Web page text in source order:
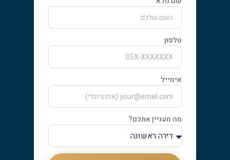
טלפון
אימייל
מה מעניין אתכם?